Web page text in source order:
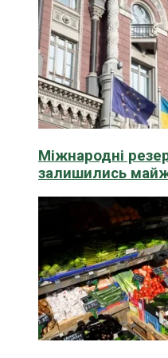
Міжнародні
залишились